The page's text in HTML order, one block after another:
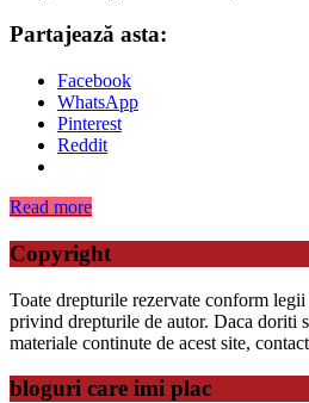
Partajează asta:
Facebook
WhatsApp
Pinterest
Reddit
Read more
Copyright
Toate drepturile rezervate conform
privind drepturile de autor. Daca doriti
materiale continute de acest site,
bloguri care imi plac